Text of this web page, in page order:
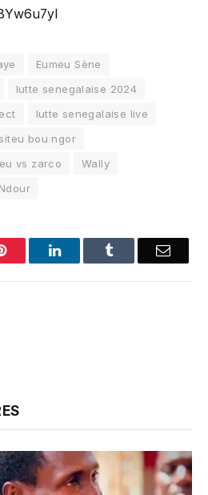
Eumeu Sène
lutte senegalaise 2024
lutte senegalaise live
siteu bou ngor
vs zarco
Wally
Pinterest LinkedInTumblr Email